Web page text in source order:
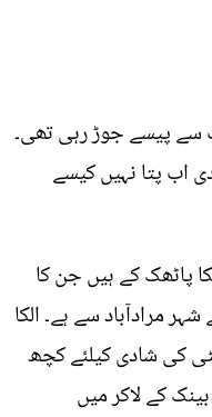
پیسے جوڑ رہی تھی۔
اب پتا نہیں کیسے
پاٹھک کے ہیں جن کا
مرادآباد سے ہے۔ الکا
میں اپنی بیٹی کی شادی کیلئے کچھ
ایک بینک کے لاکر میں